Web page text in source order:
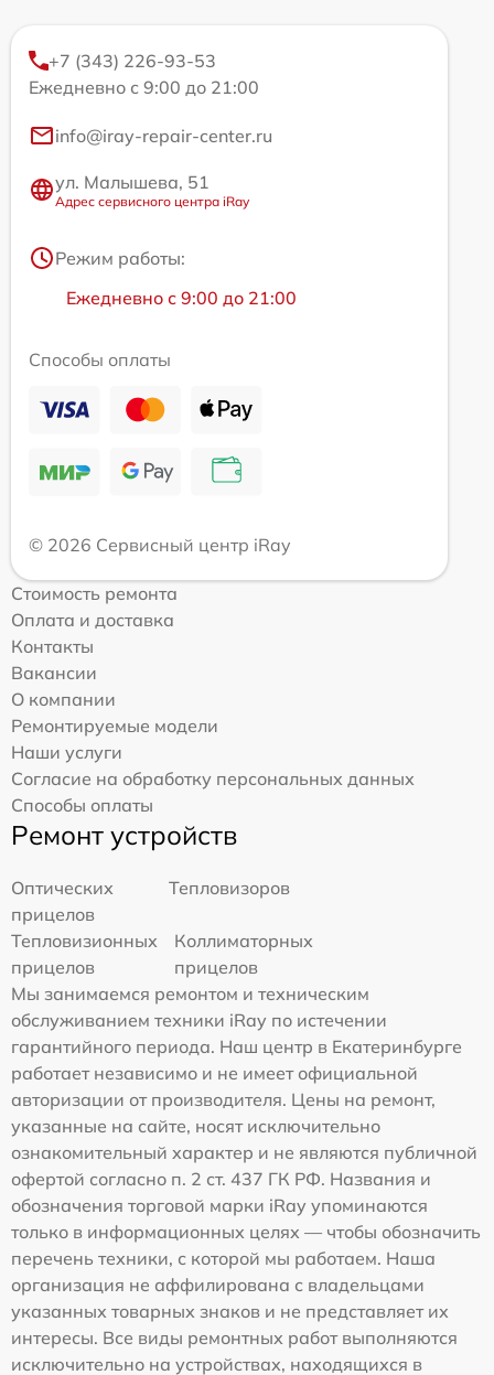
+7 (343) 226-93-53
Ежедневно с 9:00 до 21:00
info@iray-repair-center.ru
ул. Малышева, 51
Адрес сервисного центра iRay
Режим работы:
Ежедневно с 9:00 до 21:00
Способы оплаты
© 2026 Сервисный центр iRay
Стоимость ремонта
Оплата и доставка
Контакты
Вакансии
О компании
Ремонтируемые модели
Наши услуги
Согласие на обработку персональных данных
Способы оплаты
Ремонт устройств
Оптических
прицелов
Тепловизоров
Тепловизионных
прицелов
Коллиматорных
прицелов
Мы занимаемся ремонтом и техническим
обслуживанием техники iRay по истечении
гарантийного периода. Наш центр в Екатеринбурге
работает независимо и не имеет официальной
авторизации от производителя. Цены на ремонт,
указанные на сайте, носят исключительно
ознакомительный характер и не являются публичной
офертой согласно п. 2 ст. 437 ГК РФ. Названия и
обозначения торговой марки iRay упоминаются
только в информационных целях — чтобы обозначить
перечень техники, с которой мы работаем. Наша
организация не аффилирована с владельцами
указанных товарных знаков и не представляет их
интересы. Все виды ремонтных работ выполняются
исключительно на устройствах, находящихся в